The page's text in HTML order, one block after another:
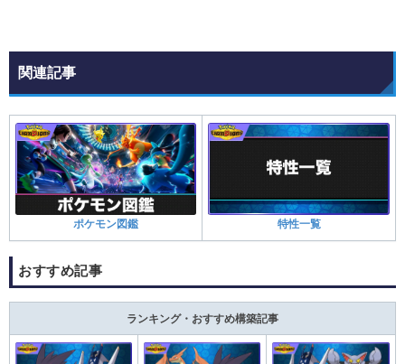
関連記事
ポケモン図鑑 特性一覧
おすすめ記事
ランキング・おすすめ構築記事